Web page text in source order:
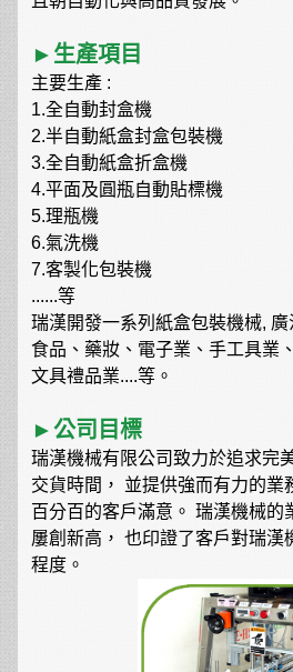
► 生產項目
主要生產 :
1.全自動封盒機
2.半自動紙盒封盒包裝機
3.全自動紙盒折盒機
4.平面及圓瓶自動貼標機
5.理瓶機
6.氣洗機
7.客製化包裝機
......等
瑞漢開發一系列紙盒包裝機械,
食品、藥妝、電子業、手工具業
文具禮品業....等。
►公司目標
瑞漢機械有限公司致力於追求完
交貨時間， 並提供強而有力的業
百分百的客戶滿意。 瑞漢機械的
屢創新高， 也印證了客戶對瑞漢
程度。